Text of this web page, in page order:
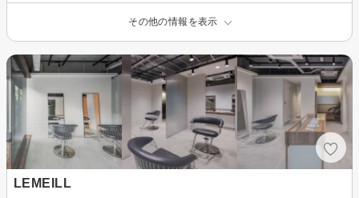
その他の情報を表示
LEMEILL